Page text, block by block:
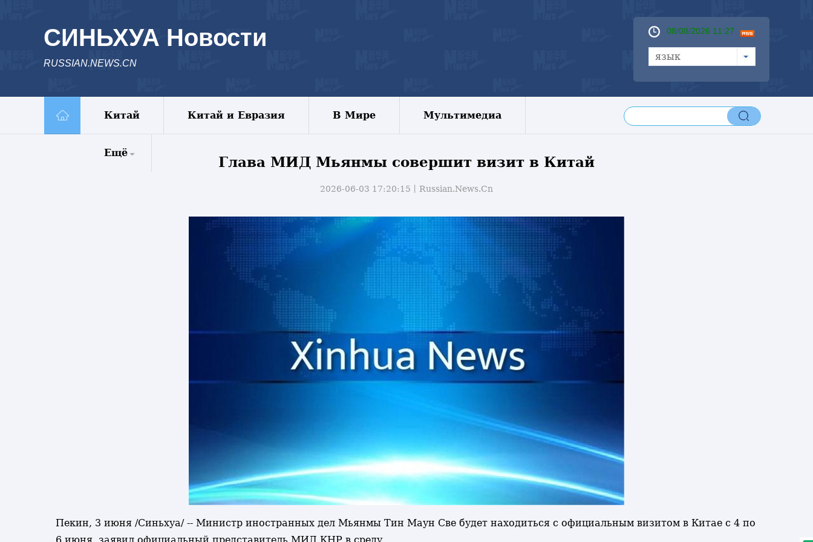
СИНЬХУА Новости
RUSSIAN.NEWS.CN
08/08/2026 11:27
язык
Китай Китай и Евразия В Мире Мультимедиа
Ещё
Глава МИД Мьянмы совершит визит в Китай
2026-06-03 17:20:15丨 Russian.News.Cn
Пекин, 3 июня /Синьхуа/ -- Министр иностранных дел Мьянмы Тин Маун Све будет находиться с официальным визитом в Китае с 4 по